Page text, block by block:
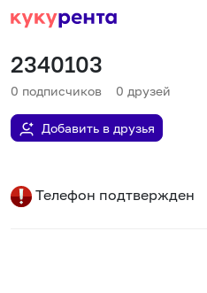
2340103
0 подписчиков 0 друзей
Добавить в друзья
Телефон подтвержден